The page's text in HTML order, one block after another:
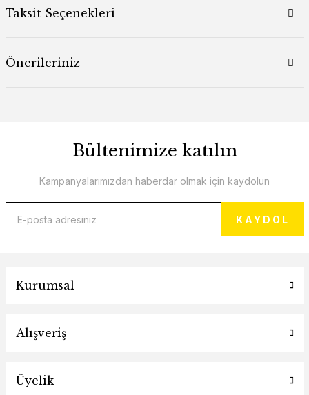
Taksit Seçenekleri
Önerileriniz
Bültenimize katılın
Kampanyalarımızdan haberdar olmak için kaydolun
KAYDOL
Kurumsal
Alışveriş
Üyelik